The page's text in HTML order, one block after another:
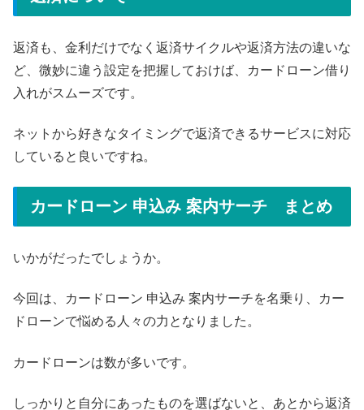
返済も、金利だけでなく返済サイクルや返済方法の違いな
ど、微妙に違う設定を把握しておけば、カードローン借り
入れがスムーズです。
ネットから好きなタイミングで返済できるサービスに対応
していると良いですね。
カードローン 申込み 案内サーチ まとめ
いかがだったでしょうか。
今回は、カードローン 申込み 案内サーチを名乗り、カー
ドローンで悩める人々の力となりました。
カードローンは数が多いです。
しっかりと自分にあったものを選ばないと、あとから返済